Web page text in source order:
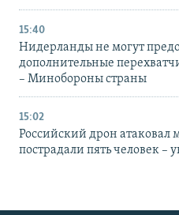
15:40
Нидерланды не могут
дополнительные
– Минобороны страны
15:02
Российский дрон атаковал
пострадали пять человек –